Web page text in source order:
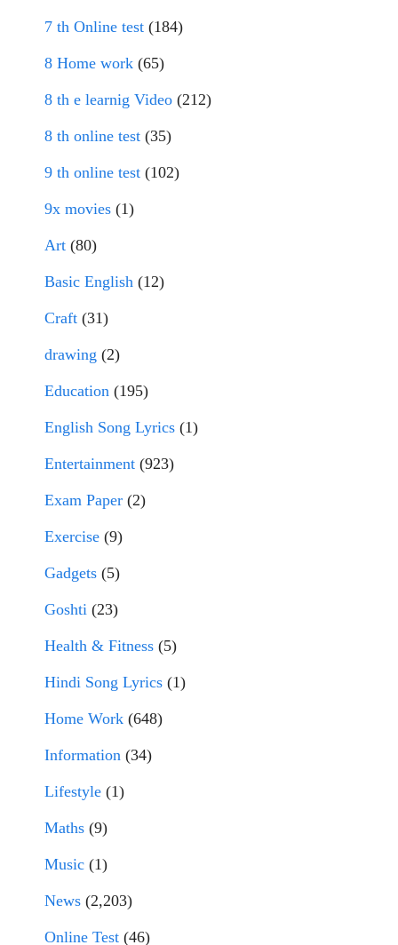
7 th Online test (184)
8 Home work (65)
8 th e learnig Video (212)
8 th online test (35)
9 th online test (102)
9x movies (1)
Art (80)
Basic English (12)
Craft (31)
drawing (2)
Education (195)
English Song Lyrics (1)
Entertainment (923)
Exam Paper (2)
Exercise (9)
Gadgets (5)
Goshti (23)
Health & Fitness (5)
Hindi Song Lyrics (1)
Home Work (648)
Information (34)
Lifestyle (1)
Maths (9)
Music (1)
News (2,203)
Online Test (46)